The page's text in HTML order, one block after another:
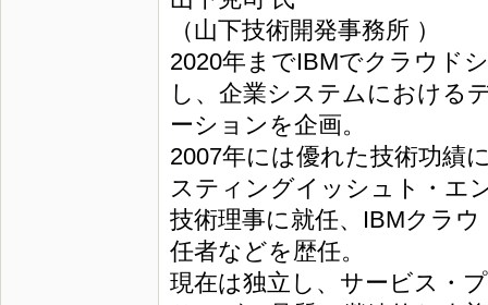
（山下技術開発事務所 ）
2020年までIBMでクラウド
し、企業システムにおける
ーションを企画。
2007年には優れた技術功績
スティングイッシュト・エ
技術理事に就任、IBMクラ
任者などを歴任。
現在は独立し、サービス・